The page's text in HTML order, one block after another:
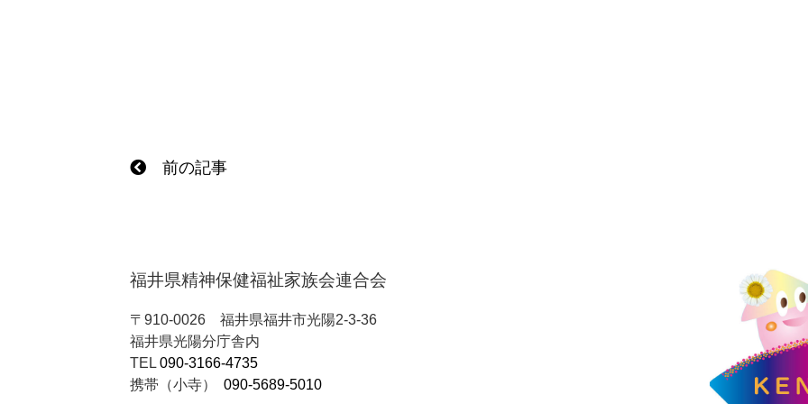
前の記事
福井県精神保健福祉家族会連合会
〒910-0026 福井県福井市光陽2-3-36
福井県光陽分庁舎内
TEL 090-3166-4735
携帯（小寺） 090-5689-5010